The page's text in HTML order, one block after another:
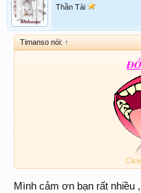
Thần Tài
Timanso nói: ↑
Đ
Mình cảm ơn bạn rất nhiều